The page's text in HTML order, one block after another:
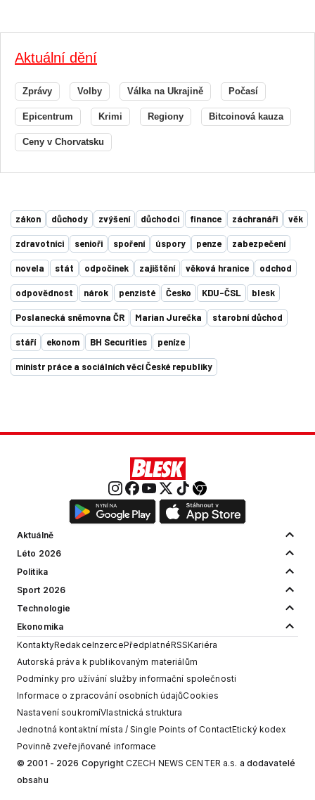
Aktuální dění
Zprávy Volby Válka na Ukrajině Počasí
Epicentrum Krimi Regiony Bitcoinová kauza
Ceny v Chorvatsku
zákon důchody zvýšení důchodci finance záchranáři věk
zdravotníci senioři spoření úspory penze zabezpečení
novela stát odpočinek zajištění věková hranice odchod
odpovědnost nárok penzisté Česko KDU-ČSL blesk
Poslanecká sněmovna ČR Marian Jurečka starobní důchod
stáří ekonom BH Securities peníze
ministr práce a sociálních věcí České republiky
Aktuálně
Léto 2026
Politika
Sport 2026
Technologie
Ekonomika
KontaktyRedakceInzercePředplatnéRSSKariéra
Autorská práva k publikovaným materiálům
Podmínky pro užívání služby informační společnosti
Informace o zpracování osobních údajůCookies
Nastavení soukromíVlastnická struktura
Jednotná kontaktní místa / Single Points of ContactEtický kodex
Povinně zveřejňované informace
© 2001 - 2026 Copyright CZECH NEWS CENTER a.s. a dodavatelé
obsahu